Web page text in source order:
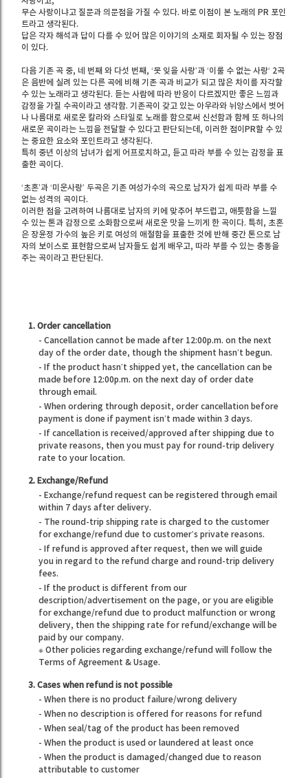
무슨 사랑이냐고 질문과 의문점을 가질 수 있다. 바로 이점이 본 노래의 PR 포인
트라고 생각된다.
답은 각자 해석과 답이 다를 수 있어 많은 이야기의 소재로 회자될 수 있는 장점
이 있다.
다음 기존 곡 중, 네 번째 와 다섯 번째, ‘못 잊을 사랑’과 ‘이룰 수 없는 사랑‘ 2곡
은 음반에 실려 있는 다른 곡에 비해 기존 곡과 비교가 되고 많은 차이를 자각할
수 있는 노래라고 생각된다. 듣는 사람에 따라 반응이 다르겠지만 좋은 느낌과
감정을 가질 수곡이라고 생각함. 기존곡이 갖고 있는 아우라와 뉘앙스에서 벗어
나 나름대로 새로운 칼라와 스타일로 노래를 함으로써 신선함과 함께 또 하나의
새로운 곡이라는 느낌을 전달할 수 있다고 판단되는데, 이러한 점이PR할 수 있
는 중요한 요소와 포인트라고 생각된다.
특히 중년 이상의 남녀가 쉽게 어프로치하고, 듣고 따라 부를 수 있는 감정을 표
출한 곡이다.
‘초혼’과 ‘미운사랑’ 두곡은 기존 여성가수의 곡으로 남자가 쉽게 따라 부를 수
없는 성격의 곡이다.
이러한 점을 고려하여 나름대로 남자의 키에 맞추어 부드럽고, 애틋함을 느낄
수 있는 톤과 감정으로 소화함으로써 새로운 맛을 느끼게 한 곡이다. 특히, 초혼
은 장윤정 가수의 높은 키로 여성의 애절함을 표출한 것에 반해 중간 톤으로 남
자의 보이스로 표현함으로써 남자들도 쉽게 배우고, 따라 부를 수 있는 충동을
주는 곡이라고 판단된다.
1. Order cancellation
- Cancellation cannot be made after 12:00p.m. on the next
day of the order date, though the shipment hasn’t begun.
- If the product hasn’t shipped yet, the cancellation can be
made before 12:00p.m. on the next day of order date
through email.
- When ordering through deposit, order cancellation before
payment is done if payment isn’t made within 3 days.
- If cancellation is received/approved after shipping due to
private reasons, then you must pay for round-trip delivery
rate to your location.
2. Exchange/Refund
- Exchange/refund request can be registered through email
within 7 days after delivery.
- The round-trip shipping rate is charged to the customer
for exchange/refund due to customer’s private reasons.
- If refund is approved after request, then we will guide
you in regard to the refund charge and round-trip delivery
fees.
- If the product is different from our
description/advertisement on the page, or you are eligible
for exchange/refund due to product malfunction or wrong
delivery, then the shipping rate for refund/exchange will be
paid by our company.
※ Other policies regarding exchange/refund will follow the
Terms of Agreement & Usage.
3. Cases when refund is not possible
- When there is no product failure/wrong delivery
- When no description is offered for reasons for refund
- When seal/tag of the product has been removed
- When the product is used or laundered at least once
- When the product is damaged/changed due to reason
attributable to customer